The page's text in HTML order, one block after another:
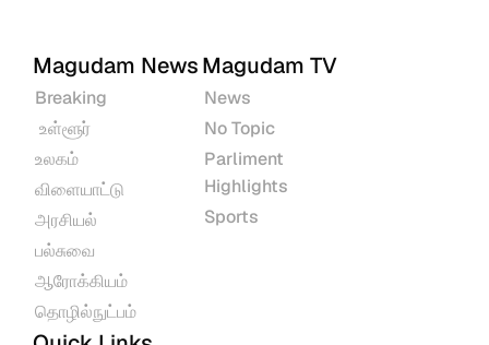
Magudam News
Breaking
உள்ளூர்
உலகம்
விளையாட்டு
அரசியல்
பல்சுவை
ஆரோக்கியம்
தொழில்நுட்பம்
Magudam TV
News
No Topic
Parliment
Highlights
Sports